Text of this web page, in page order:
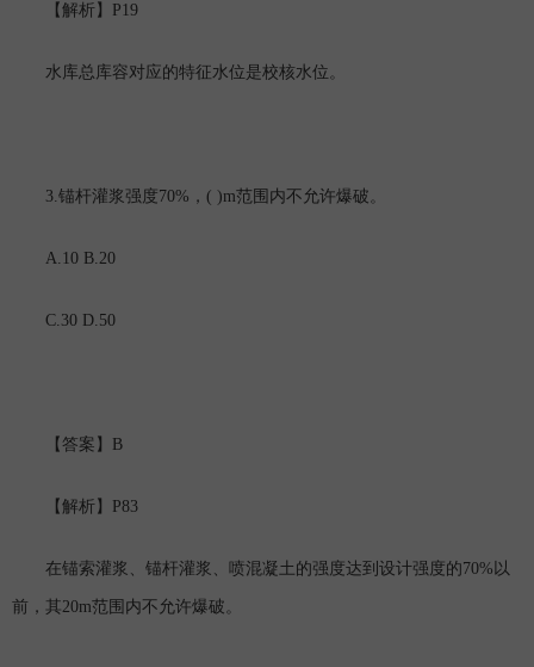
【解析】 P19
水库总库容对应的特征水位是校核水位。
3.锚杆灌浆强度70% ， ( )m范围内不允许爆破。
A.10 B.20
C.30 D.50
【答案】 B
【解析】 P83
在锚索灌浆、锚杆灌浆、喷混凝土的强度达到设计强度的 70% 以
前，其20m范围内不允许爆破。